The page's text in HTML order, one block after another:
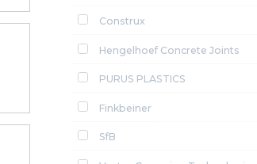
Construx
Hengelhoef Concrete Joints
PURUS PLASTICS
Finkbeiner
SfB